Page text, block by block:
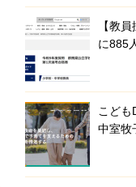
【教
に885
こども
中室牧